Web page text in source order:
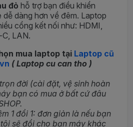
đỏ hỗ trợ bạn điều khiển
dàng hơn về đêm. Laptop
cổng kết nối như: HDMI,
LAN.
mua laptop tại Laptop cũ
( Laptop cu can tho )
đời (cài đặt, vệ sinh hoàn
bạn có mua ở bất cứ đâu
1 đổi 1: đơn giản là nếu bạn
sẽ đổi cho bạn máy khác